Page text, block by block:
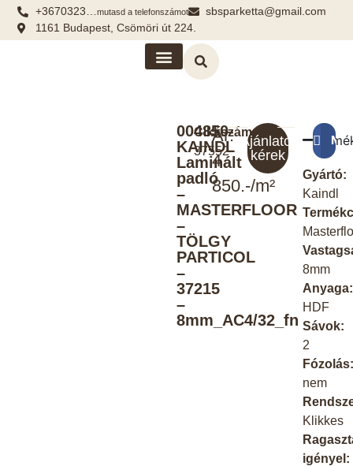
+3670323…mutasd a telefonszámot
sbsparketta@gmail.com
1161 Budapest, Csömöri út 224.
004850-
KAINDL
Laminált
padló
–
MASTERFLOOR
–
TÖLGY
PARTICOL
–
37215
–
8mm_AC4/32_fn
Cikkszám:
37552
Ár:
4
850.-/m²
Ajánlatot
kérek
Gyártó:
Kaindl
8mm
Anyaga:
HDF
Sávok:
2
nem
Klikkes
igényel: